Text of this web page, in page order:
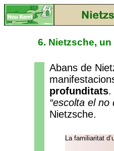
6. Nietzsche, un
Abans de
profunditats.
“escolta el no
Nietzsche.
La familiaritat